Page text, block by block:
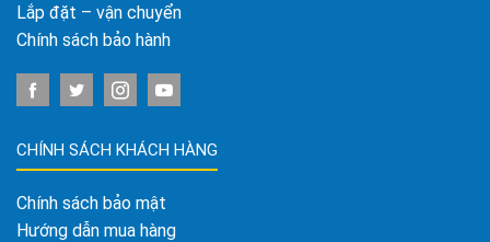
Lắp đặt – vận chuyển
Chính sách bảo hành
CHÍNH SÁCH KHÁCH HÀNG
Chính sách bảo mật
Hướng dẫn mua hàng